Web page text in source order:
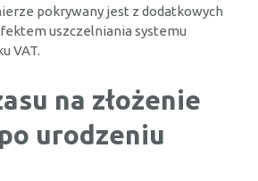
pokrywany jest z dodatkowych
uszczelniania systemu
VAT.
na złożenie
urodzeniu